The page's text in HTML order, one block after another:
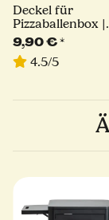
Deckel für
Pizzaballenbox |
40x30
9,90 €*
4.5/5